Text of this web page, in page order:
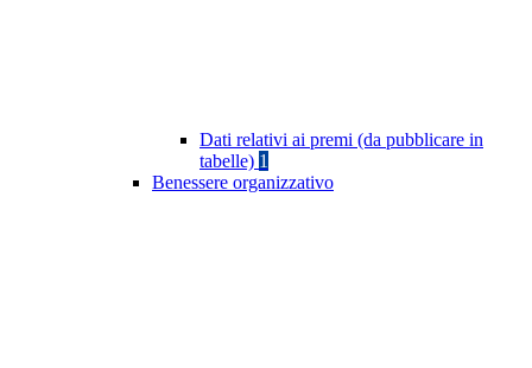
Dati relativi ai premi (da pubblicare in
tabelle) 1
Benessere organizzativo